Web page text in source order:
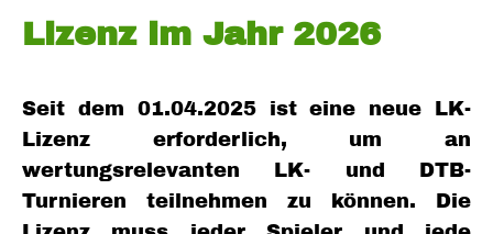
Lizenz im Jahr 2026
Seit dem 01.04.2025 ist eine neue LK-
Lizenz erforderlich, um an
wertungsrelevanten LK- und DTB-
Turnieren teilnehmen zu können. Die